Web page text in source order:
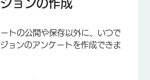
ョンの作成
トの公開や保存以外に、いつで
ョンのアンケートを作成できま